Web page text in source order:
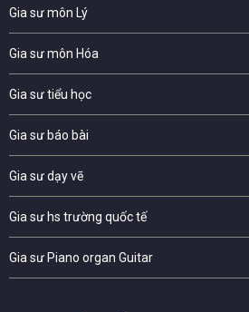
Gia sư môn Lý
Gia sư môn Hóa
Gia sư tiểu học
Gia sư báo bài
Gia sư dạy vẽ
Gia sư hs trường quốc tế
Gia sư Piano organ Guitar